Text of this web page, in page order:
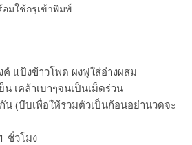
อมใช้กรุเข้าพิมพ์
ค์ แป้งข้าวโพด ผงฟูใส่อ่างผสม
น เคล้าเบาๆจนเป็นเม็ดร่วน
น (บีบเพื่อให้รวมตัวเป็นก้อนอย่านวดจะ
ชั่วโมง